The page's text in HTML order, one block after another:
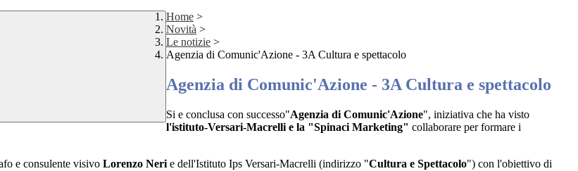
Home >
Novità >
Le notizie >
Agenzia di Comunic'Azione - 3A Cultura e spettacolo
Agenzia di Comunic'Azione - 3A Cultura e spettacolo
Si e conclusa con successo"Agenzia di Comunic'Azione", iniziativa che ha visto
l'istituto-Versari-Macrelli e la "Spinaci Marketing" collaborare per formare i
e consulente visivo Lorenzo Neri e dell'Istituto Ips Versari-Macrelli (indirizzo "Cultura e Spettacolo") con l'obiettivo di